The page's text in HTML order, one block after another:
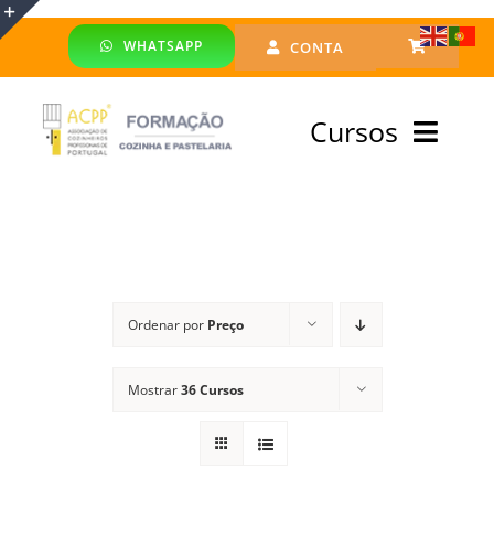
Skip
WHATSAPP CONTA
Cursos
Financiado
Ordenar por Preço
Mostrar36 Cursos